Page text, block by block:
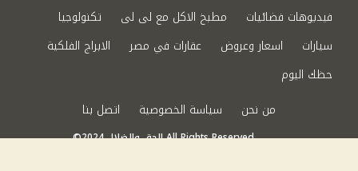
فيديوهات فضائيات
مطبخ الاكل مع لى لى
تكنولوجيا
سيارات
اسعار وعروض عقارات في مصر
الابراج الفلكية
حظك اليوم
من نحن
سياسة الخصوصية اتصل بنا
©2024 الحق والضلال All Rights Reserved.